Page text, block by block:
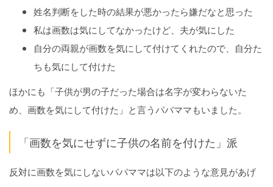
姓名判断をした時の結果が悪かったら嫌だなと思った
私は画数は気にしてなかったけど、夫が気にした
自分の両親が画数を気にして付けてくれたので、自分た
ちも気にして付けた
ほかにも「子供が男の子だった場合は名字が変わらないた
め、画数を気にして付けた」と言うパパママもいました。
「画数を気にせずに子供の名前を付けた」派
反対に画数を気にしないパパママは以下のような意見があげ